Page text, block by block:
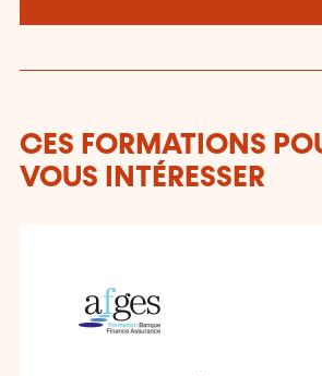
CES FORMATIONS
VOUS INTÉRESSER